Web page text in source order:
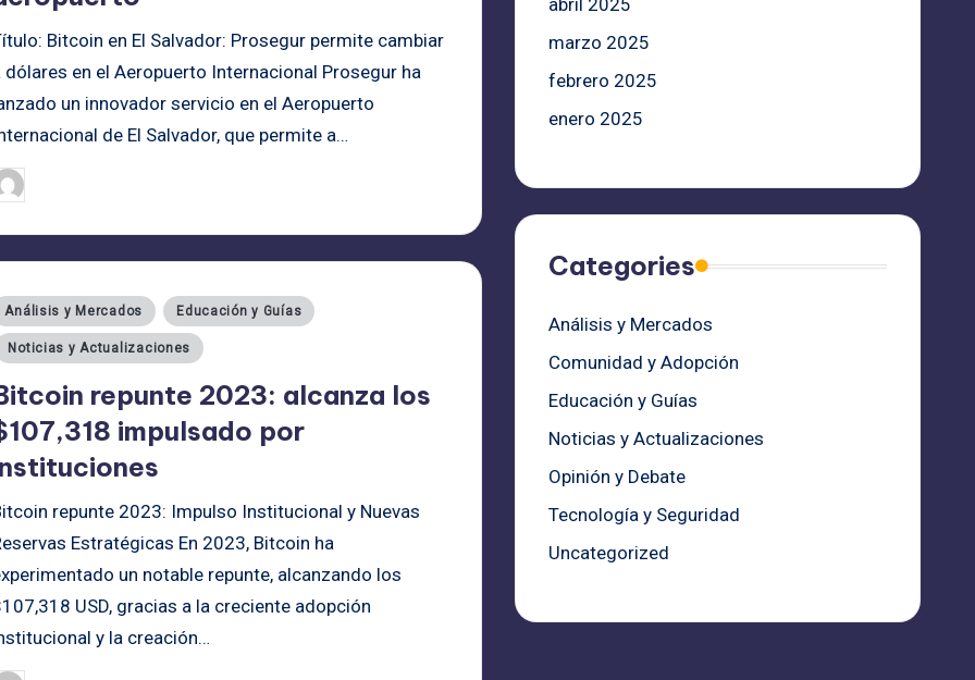
Bitcoin en El Salvador: Prosegur permite cambiar
dólares en el Aeropuerto Internacional Prosegur ha
un innovador servicio en el Aeropuerto
de El Salvador, que permite a…
Análisis y Mercados Educación y Guías
Noticias y Actualizaciones
repunte 2023: alcanza los
impulsado por
repunte 2023: Impulso Institucional y Nuevas
Estratégicas En 2023, Bitcoin ha
un notable repunte, alcanzando los
USD, gracias a la creciente adopción
y la creación…
abril 2025
marzo 2025
febrero 2025
enero 2025
Categories
Análisis y Mercados
Comunidad y Adopción
Educación y Guías
Noticias y Actualizaciones
Opinión y Debate
Tecnología y Seguridad
Uncategorized